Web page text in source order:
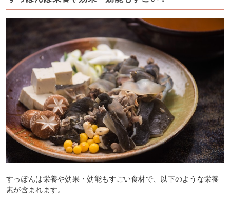
すっぽんは栄養や効果・効能もすごい食材で、以下のような栄養
素が含まれます。